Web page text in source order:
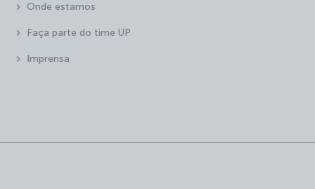
Onde estamos
Faça parte do time UP
Imprensa